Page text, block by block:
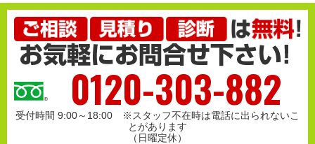
0120-303-882
受付時間 9:00～18:00 ※スタッフ不在時は電話に出られないこ
とがあります
（日曜定休）